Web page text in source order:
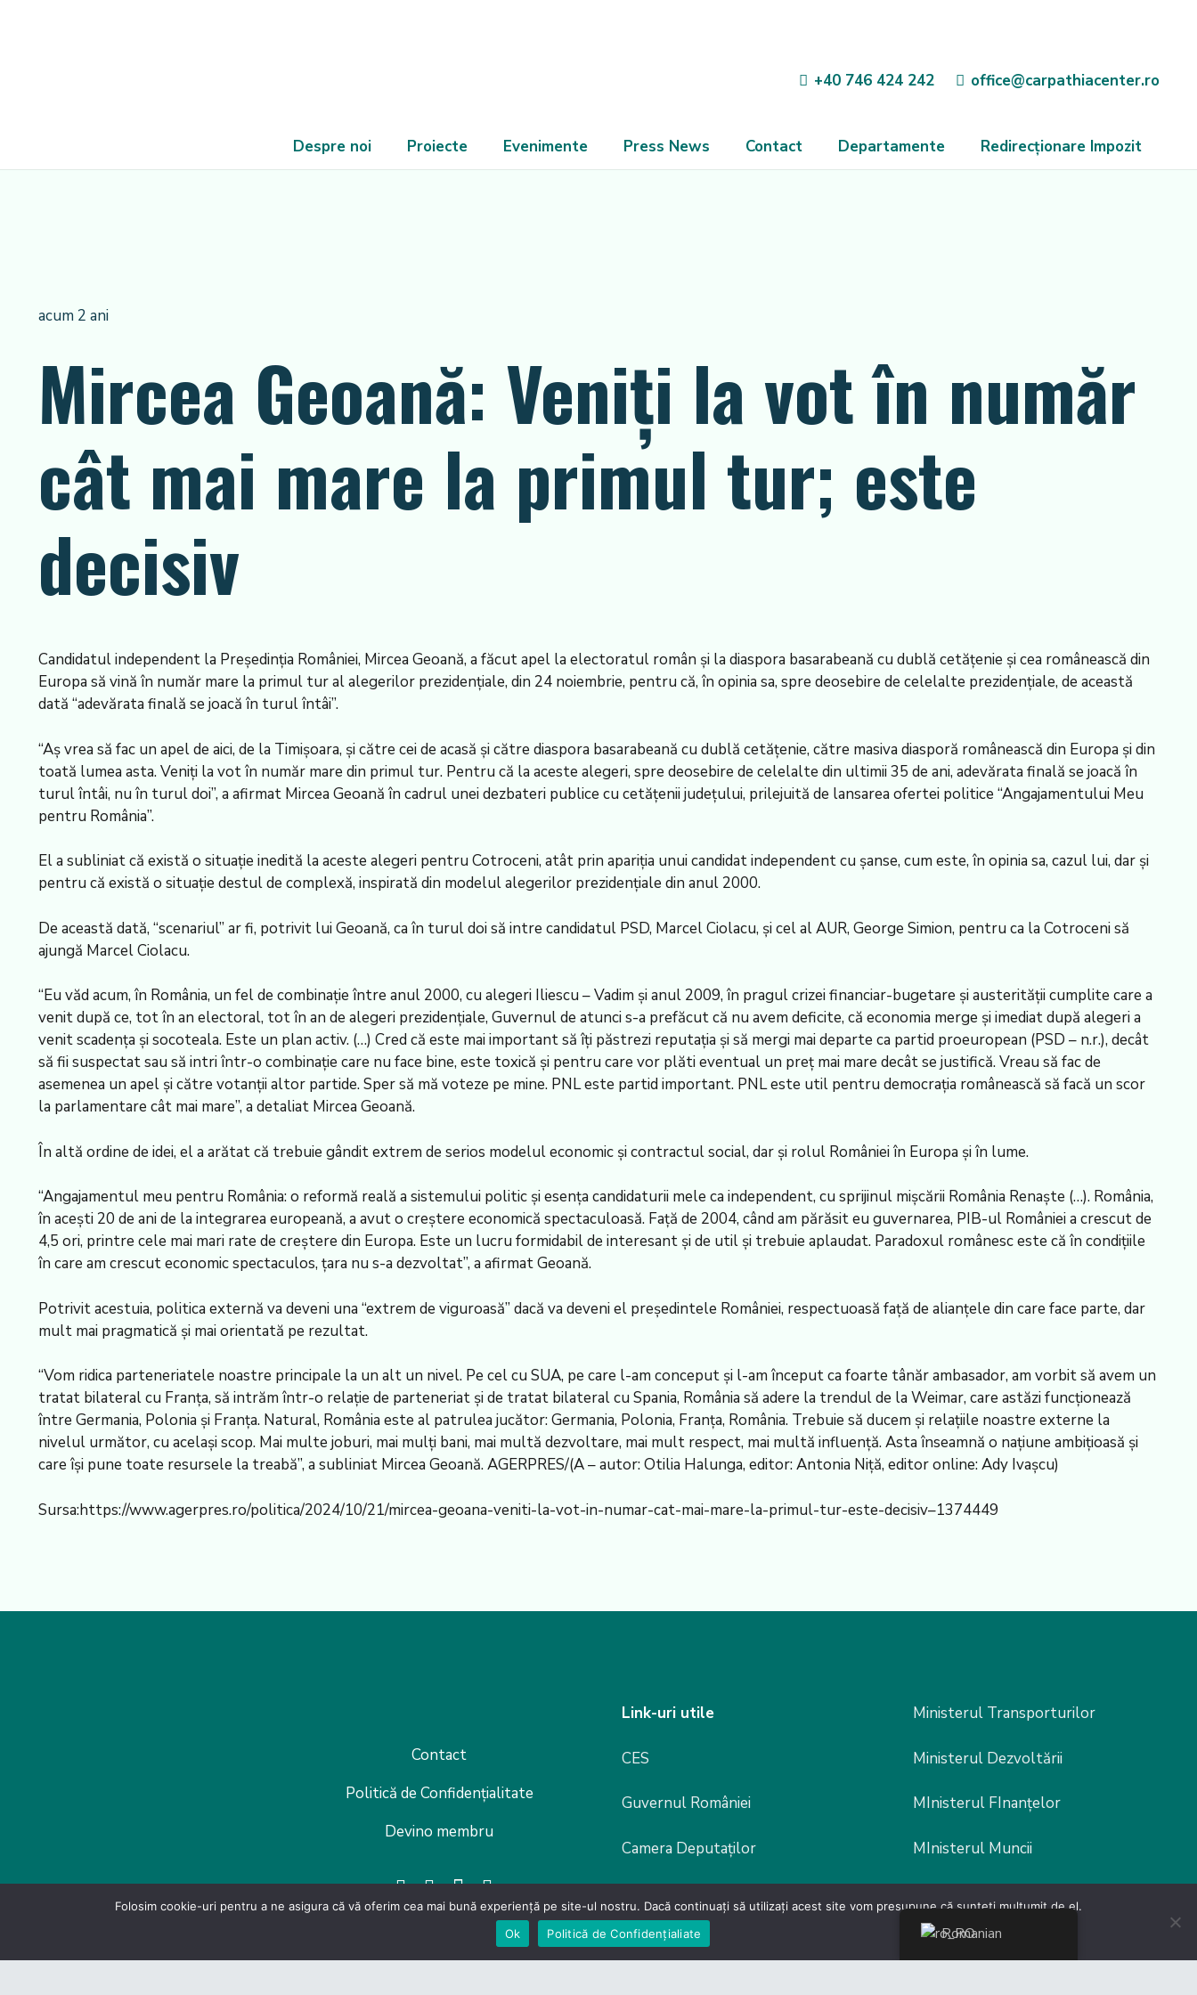
+40 746 424 242 office@carpathiacenter.ro
Despre noi Proiecte Evenimente Press News Contact Departamente Redirecționare Impozit
acum 2 ani
Mircea Geoană: Veniţi la vot în număr
cât mai mare la primul tur; este
decisiv
Candidatul independent la Preşedinţia României, Mircea Geoană, a făcut apel la electoratul român şi la diaspora basarabeană cu dublă cetăţenie şi cea românească din
Europa să vină în număr mare la primul tur al alegerilor prezidenţiale, din 24 noiembrie, pentru că, în opinia sa, spre deosebire de celelalte prezidenţiale, de această
dată “adevărata finală se joacă în turul întâi”.
“Aş vrea să fac un apel de aici, de la Timişoara, şi către cei de acasă şi către diaspora basarabeană cu dublă cetăţenie, către masiva diasporă românească din Europa şi din
toată lumea asta. Veniţi la vot în număr mare din primul tur. Pentru că la aceste alegeri, spre deosebire de celelalte din ultimii 35 de ani, adevărata finală se joacă în
turul întâi, nu în turul doi”, a afirmat Mircea Geoană în cadrul unei dezbateri publice cu cetăţenii judeţului, prilejuită de lansarea ofertei politice “Angajamentului Meu
pentru România”.
El a subliniat că există o situaţie inedită la aceste alegeri pentru Cotroceni, atât prin apariţia unui candidat independent cu şanse, cum este, în opinia sa, cazul lui, dar şi
pentru că există o situaţie destul de complexă, inspirată din modelul alegerilor prezidenţiale din anul 2000.
De această dată, “scenariul” ar fi, potrivit lui Geoană, ca în turul doi să intre candidatul PSD, Marcel Ciolacu, şi cel al AUR, George Simion, pentru ca la Cotroceni să
ajungă Marcel Ciolacu.
“Eu văd acum, în România, un fel de combinaţie între anul 2000, cu alegeri Iliescu – Vadim şi anul 2009, în pragul crizei financiar-bugetare şi austerităţii cumplite care a
venit după ce, tot în an electoral, tot în an de alegeri prezidenţiale, Guvernul de atunci s-a prefăcut că nu avem deficite, că economia merge şi imediat după alegeri a
venit scadenţa şi socoteala. Este un plan activ. (…) Cred că este mai important să îţi păstrezi reputaţia şi să mergi mai departe ca partid proeuropean (PSD – n.r.), decât
să fii suspectat sau să intri într-o combinaţie care nu face bine, este toxică şi pentru care vor plăti eventual un preţ mai mare decât se justifică. Vreau să fac de
asemenea un apel şi către votanţii altor partide. Sper să mă voteze pe mine. PNL este partid important. PNL este util pentru democraţia românească să facă un scor
la parlamentare cât mai mare”, a detaliat Mircea Geoană.
În altă ordine de idei, el a arătat că trebuie gândit extrem de serios modelul economic şi contractul social, dar şi rolul României în Europa şi în lume.
“Angajamentul meu pentru România: o reformă reală a sistemului politic şi esenţa candidaturii mele ca independent, cu sprijinul mişcării România Renaşte (…). România,
în aceşti 20 de ani de la integrarea europeană, a avut o creştere economică spectaculoasă. Faţă de 2004, când am părăsit eu guvernarea, PIB-ul României a crescut de
4,5 ori, printre cele mai mari rate de creştere din Europa. Este un lucru formidabil de interesant şi de util şi trebuie aplaudat. Paradoxul românesc este că în condiţiile
în care am crescut economic spectaculos, ţara nu s-a dezvoltat”, a afirmat Geoană.
Potrivit acestuia, politica externă va deveni una “extrem de viguroasă” dacă va deveni el preşedintele României, respectuoasă faţă de alianţele din care face parte, dar
mult mai pragmatică şi mai orientată pe rezultat.
“Vom ridica parteneriatele noastre principale la un alt un nivel. Pe cel cu SUA, pe care l-am conceput şi l-am început ca foarte tânăr ambasador, am vorbit să avem un
tratat bilateral cu Franţa, să intrăm într-o relaţie de parteneriat şi de tratat bilateral cu Spania, România să adere la trendul de la Weimar, care astăzi funcţionează
între Germania, Polonia şi Franţa. Natural, România este al patrulea jucător: Germania, Polonia, Franţa, România. Trebuie să ducem şi relaţiile noastre externe la
nivelul următor, cu acelaşi scop. Mai multe joburi, mai mulţi bani, mai multă dezvoltare, mai mult respect, mai multă influenţă. Asta înseamnă o naţiune ambiţioasă şi
care îşi pune toate resursele la treabă”, a subliniat Mircea Geoană. AGERPRES/(A – autor: Otilia Halunga, editor: Antonia Niţă, editor online: Ady Ivaşcu)
Sursa:https://www.agerpres.ro/politica/2024/10/21/mircea-geoana-veniti-la-vot-in-numar-cat-mai-mare-la-primul-tur-este-decisiv–1374449
Contact
Politică de Confidențialitate
Devino membru
Link-uri utile
CES
Guvernul României
Camera Deputaților
Legislație
Ministerul Transporturilor
Ministerul Dezvoltării
MInisterul FInanțelor
MInisterul Muncii
Poliția Rutieră
Romanian
Folosim cookie-uri pentru a ne asigura că vă oferim cea mai bună experiență pe site-ul nostru. Dacă continuați să utilizați acest site vom presupune că sunteți mulțumit de el.
Ok
Politică de Confidențialiate